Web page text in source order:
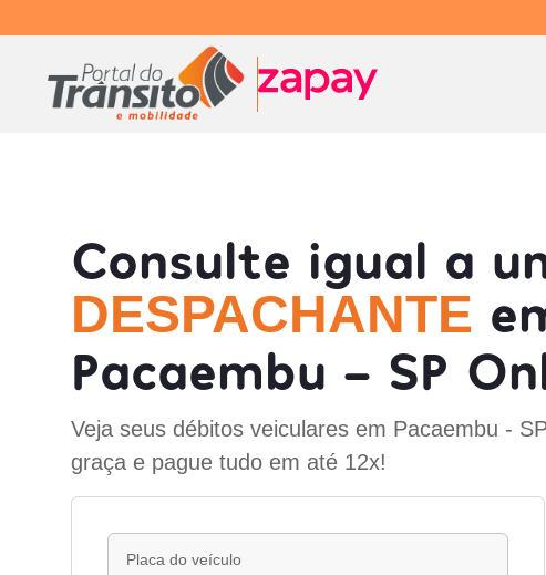
Consulte igual a
DESPACHANTE
Pacaembu - SP
Veja seus débitos veiculares em Pacaembu -
graça e pague tudo em até 12x!